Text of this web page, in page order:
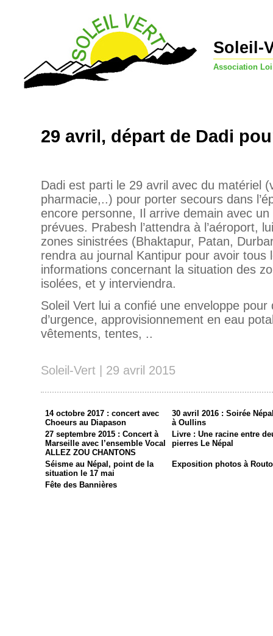
Soleil-
Association Loi
29 avril, départ de Dadi
Dadi est parti le 29 avril avec du matériel
pharmacie,..) pour porter secours dans
encore personne, Il arrive demain avec un
prévues. Prabesh l’attendra à l’aéroport,
zones sinistrées (Bhaktapur, Patan,
rendra au journal Kantipur pour avoir tous
informations concernant la situation des
isolées, et y interviendra.
Soleil Vert lui a confié une enveloppe
d’urgence, approvisionnement en eau
vêtements, tentes, ..
Soleil-Vert | 29 avril 2015
14 octobre 2017 : concert avec
Choeurs au Diapason
30 avril 2016 : Soirée
à Oullins
27 septembre 2015 : Concert à
Marseille avec l’ensemble Vocal
ALLEZ ZOU CHANTONS
Livre : Une racine entre
pierres Le Népal
Séisme au Népal, point de la
situation le 17 mai
Exposition photos à
Fête des Bannières